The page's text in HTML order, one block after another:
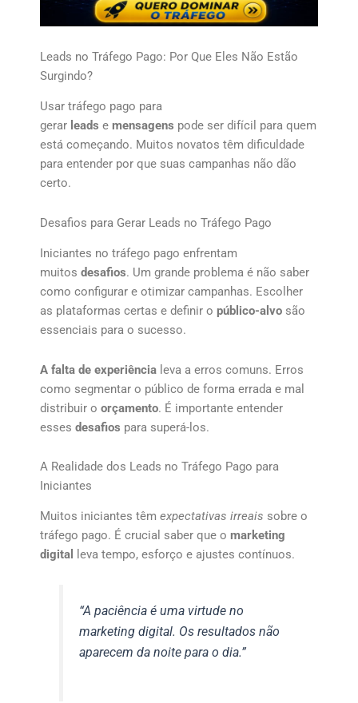
Leads no Tráfego Pago: Por Que Eles Não Estão
Surgindo?
Usar tráfego pago para
gerar leads e mensagens pode ser difícil para quem
está começando. Muitos novatos têm dificuldade
para entender por que suas campanhas não dão
certo.
Desafios para Gerar Leads no Tráfego Pago
Iniciantes no tráfego pago enfrentam
muitos desafios. Um grande problema é não saber
como configurar e otimizar campanhas. Escolher
as plataformas certas e definir o público-alvo são
essenciais para o sucesso.
A falta de experiência leva a erros comuns. Erros
como segmentar o público de forma errada e mal
distribuir o orçamento. É importante entender
esses desafios para superá-los.
A Realidade dos Leads no Tráfego Pago para
Iniciantes
Muitos iniciantes têm expectativas irreais sobre o
tráfego pago. É crucial saber que o marketing
digital
leva tempo, esforço e ajustes contínuos.
“A paciência é uma virtude no
marketing digital. Os resultados não
aparecem da noite para o dia.”